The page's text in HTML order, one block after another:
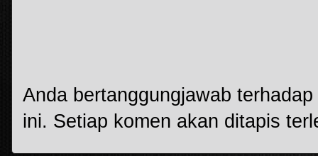
Anda bertanggungjawab
ini. Setiap komen akan ditapis